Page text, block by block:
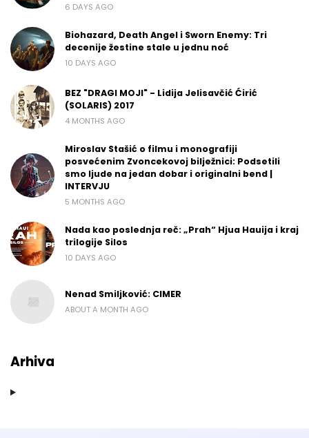
6 DAYS AGO
Biohazard, Death Angel i Sworn Enemy: Tri
decenije žestine stale u jednu noć
10 DAYS AGO
BEZ "DRAGI MOJI" - Lidija Jelisavčić Ćirić
(SOLARIS) 2017
4 MONTHS AGO
Miroslav Stašić o filmu i monografiji
posvećenim Zvoncekovoj bilježnici: Podsetili
smo ljude na jedan dobar i originalni bend |
INTERVJU
5 MONTHS AGO
Nada kao poslednja reč: „Prah“ Hjua Hauija i kraj
trilogije Silos
10 DAYS AGO
Nenad Smiljković: CIMER
ABOUT A MONTH AGO
Arhiva